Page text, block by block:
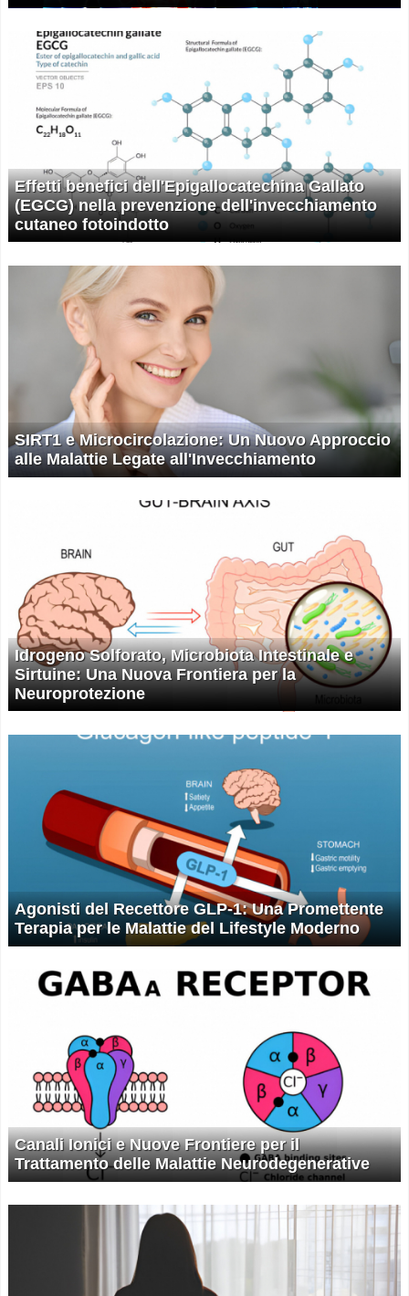
Effetti benefici dell'Epigallocatechina Gallato
(EGCG) nella prevenzione dell'invecchiamento
cutaneo fotoindotto
SIRT1 e Microcircolazione: Un Nuovo Approccio
alle Malattie Legate all'Invecchiamento
Idrogeno Solforato, Microbiota Intestinale e
Sirtuine: Una Nuova Frontiera per la
Neuroprotezione
Agonisti del Recettore GLP-1: Una Promettente
Terapia per le Malattie del Lifestyle Moderno
Canali Ionici e Nuove Frontiere per il
Trattamento delle Malattie Neurodegenerative